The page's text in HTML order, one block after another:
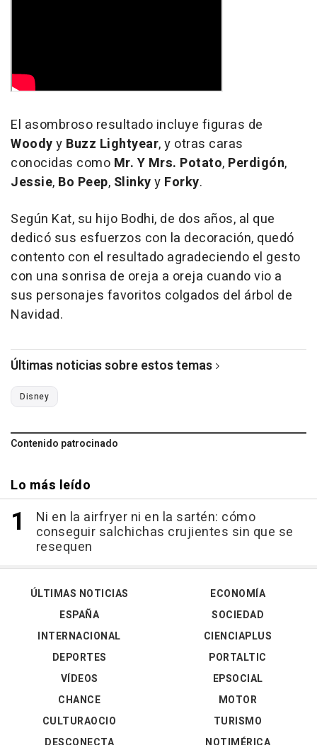
El asombroso resultado incluye figuras de
Woodyy Buzz Lightyear, y otras caras
conocidas como Mr. Y Mrs. Potato, Perdigón,
Jessie, Bo Peep, Slinkyy Forky.
Según Kat, su hijo Bodhi, de dos años, al que
dedicó sus esfuerzos con la decoración, quedó
contento con el resultado agradeciendo el gesto
con una sonrisa de oreja a oreja cuando vio a
sus personajes favoritos colgados del árbol de
Navidad.
Últimas noticias sobre estos temas
Disney
Contenido patrocinado
Lo más leído
Ni en la airfryer ni en la sartén: cómo
conseguir salchichas crujientes sin que se
resequen
ÚLTIMAS NOTICIAS
ESPAÑA
INTERNACIONAL
DEPORTES
VÍDEOS
ECONOMÍA
SOCIEDAD
CIENCIAPLUS
PORTALTIC
EPSOCIAL
CHANCE
CULTURAOCIO
MOTOR
TURISMO